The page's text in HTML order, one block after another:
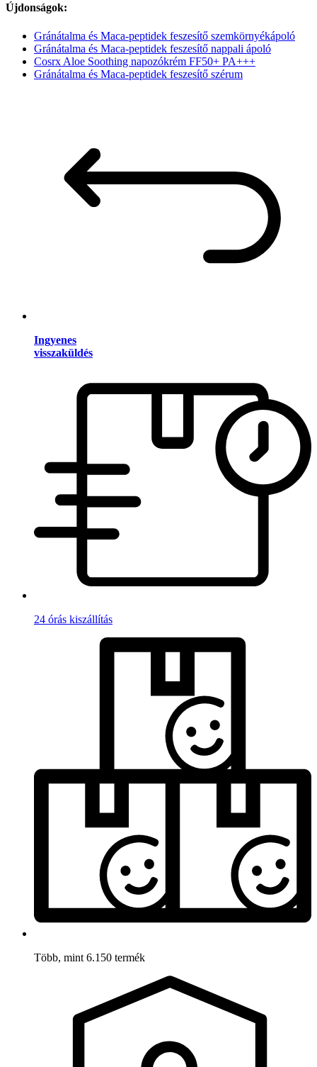
Újdonságok:
Gránátalma és Maca-peptidek feszesítő szemkörnyékápoló
Gránátalma és Maca-peptidek feszesítő nappali ápoló
Cosrx Aloe Soothing napozókrém FF50+ PA+++
Gránátalma és Maca-peptidek feszesítő szérum
Ingyenes
visszaküldés
24 órás kiszállítás
Több, mint 6.150 termék